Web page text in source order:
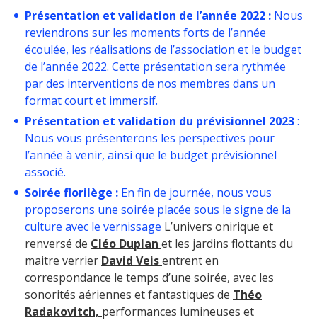
Présentation et validation de l’année 2022 : Nous
reviendrons sur les moments forts de l’année
écoulée, les réalisations de l’association et le budget
de l’année 2022. Cette présentation sera rythmée
par des interventions de nos membres dans un
format court et immersif.
Présentation et validation du prévisionnel 2023:
Nous vous présenterons les perspectives pour
l’année à venir, ainsi que le budget prévisionnel
associé.
Soirée florilège : En fin de journée, nous vous
proposerons une soirée placée sous le signe de la
culture avec le vernissage L’univers onirique et
renversé de Cléo Duplan et les jardins flottants du
maitre verrier David Veisentrent en
correspondance le temps d’une soirée, avec les
sonorités aériennes et fantastiques de Théo
Radakovitch, performances lumineuses et